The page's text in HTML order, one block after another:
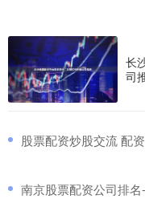
长
司
股票配资炒股交流 配
南京股票配资公司排